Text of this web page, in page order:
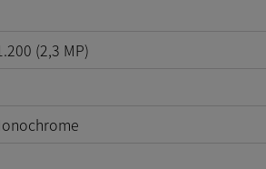
(2,3 MP)